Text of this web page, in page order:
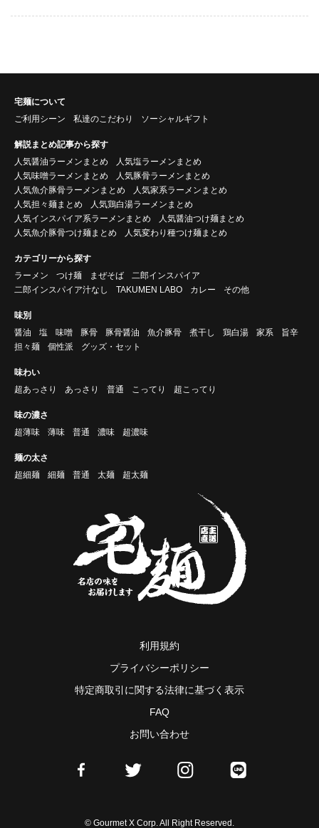
宅麺について
ご利用シーン
私達のこだわり ソーシャルギフト
解説まとめ記事から探す
人気醤油ラーメンまとめ
人気塩ラーメンまとめ
人気味噌ラーメンまとめ
人気豚骨ラーメンまとめ
人気魚介豚骨ラーメンまとめ
人気家系ラーメンまとめ
人気担々麺まとめ
人気鶏白湯ラーメンまとめ
人気インスパイア系ラーメンまとめ
人気醤油つけ麺まとめ
人気魚介豚骨つけ麺まとめ
人気変わり種つけ麺まとめ
カテゴリーから探す
ラーメン
つけ麺 まぜそば
二郎インスパイア
二郎インスパイア汁なし
TAKUMEN LABO カレー その他
味別
醤油
塩 味噌 豚骨 豚骨醤油 魚介豚骨 煮干し 鶏白湯 家系
旨辛
担々麺
個性派 グッズ・セット
味わい
超あっさり
あっさり 普通 こってり 超こってり
味の濃さ
超薄味
薄味 普通 濃味 超濃味
麺の太さ
超細麺
細麺 普通 太麺 超太麺
利用規約
プライバシーポリシー
特定商取引に関する法律に基づく表示
FAQ
お問い合わせ
© Gourmet X Corp. All Right Reserved.